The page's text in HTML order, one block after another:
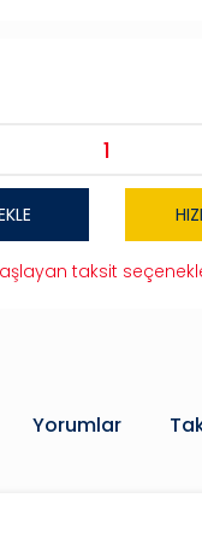
taksit
Yorumlar